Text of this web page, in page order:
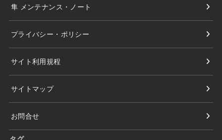
隼 メンテナンス・ノート
プライバシー・ポリシー
サイト利用規程
サイトマップ
お問合せ